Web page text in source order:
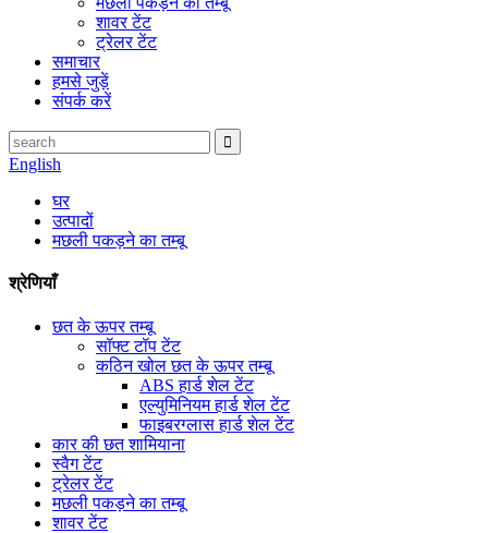
शावर टेंट
ट्रेलर टेंट
समाचार
हमसे जुड़ें
संपर्क करें
English
घर
उत्पादों
मछली पकड़ने का तम्बू
श्रेणियाँ
छत के ऊपर तम्बू
सॉफ्ट टॉप टेंट
कठिन खोल छत के ऊपर तम्बू
ABS हार्ड शेल टेंट
एल्युमिनियम हार्ड शेल टेंट
फाइबरग्लास हार्ड शेल टेंट
कार की छत शामियाना
स्वैग टेंट
ट्रेलर टेंट
मछली पकड़ने का तम्बू
शावर टेंट